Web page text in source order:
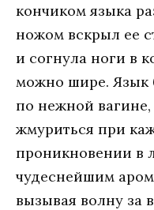
кончиком языка
ножом вскрыл ее
и согнула ноги в
можно шире. Язык
по нежной вагине,
жмуриться при
проникновении в
чудеснейшим
вызывая волну за